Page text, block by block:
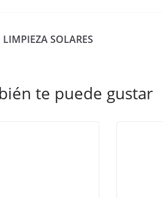
SOLARES
te puede gustar